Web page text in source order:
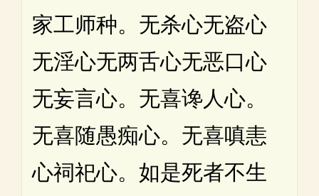
家工师种。无杀心无盗心
无淫心无两舌心无恶口心
无妄言心。无喜谗人心。
无喜随愚痴心。无喜嗔恚
心祠祀心。如是死者不生